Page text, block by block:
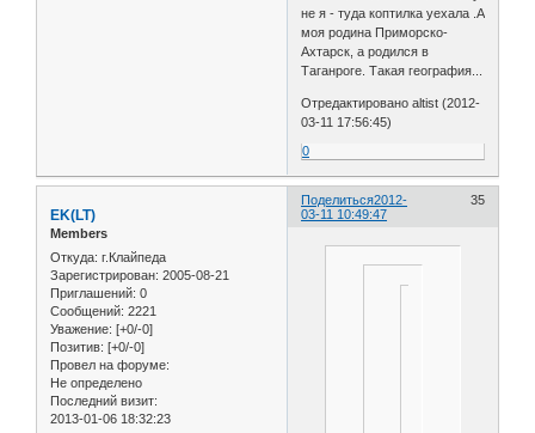
не я - туда коптилка уехала .А
моя родина Приморско-
Ахтарск, а родился в
Таганроге. Такая география...
Отредактировано altist (2012-
03-11 17:56:45)
0
Поделиться 35
2012-
03-11 10:49:47
EK(LT)
Members
Откуда: г.Клайпеда
Зарегистрирован: 2005-08-21
Приглашений: 0
Сообщений: 2221
Уважение: [+0/-0]
Позитив: [+0/-0]
Провел на форуме:
Не определено
Последний визит:
2013-01-06 18:32:23